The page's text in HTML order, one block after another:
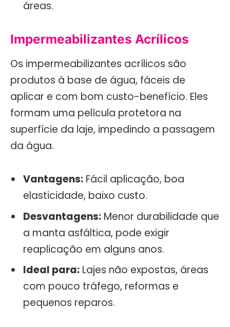
áreas.
Impermeabilizantes Acrílicos
Os impermeabilizantes acrílicos são
produtos à base de água, fáceis de
aplicar e com bom custo-benefício. Eles
formam uma película protetora na
superfície da laje, impedindo a passagem
da água.
Vantagens: Fácil aplicação, boa
elasticidade, baixo custo.
Desvantagens: Menor durabilidade que
a manta asfáltica, pode exigir
reaplicação em alguns anos.
Ideal para: Lajes não expostas, áreas
com pouco tráfego, reformas e
pequenos reparos.